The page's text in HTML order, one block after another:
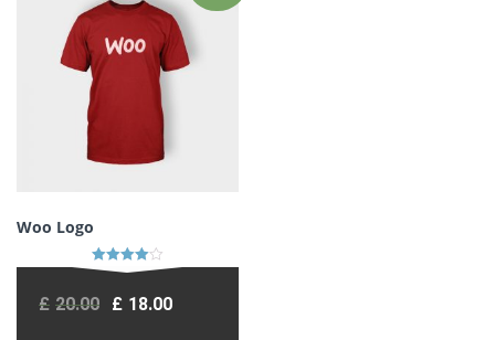
Woo Logo
Valorado
4.00
de 5
£ 20.00 £ 18.00